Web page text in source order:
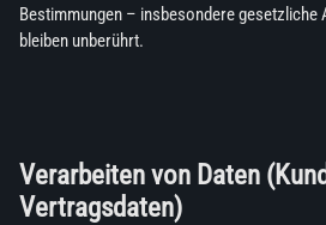
Bestimmungen – insbesondere
bleiben unberührt.
Verarbeiten von Daten
Vertragsdaten)